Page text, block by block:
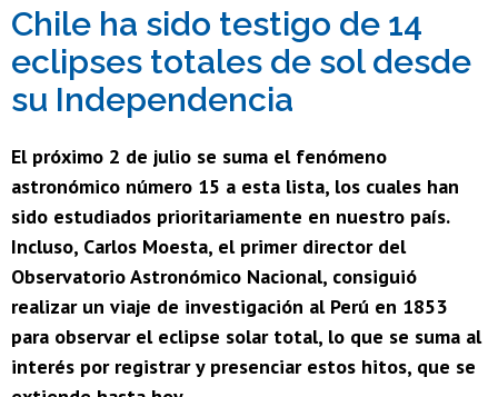
Funcionarias/os
Egresadas/os
Chile ha sido testigo de 14
eclipses totales de sol desde
su Independencia
El próximo 2 de julio se suma el fenómeno
astronómico número 15 a esta lista, los cuales han
sido estudiados prioritariamente en nuestro país.
Incluso, Carlos Moesta, el primer director del
Observatorio Astronómico Nacional, consiguió
realizar un viaje de investigación al Perú en 1853
para observar el eclipse solar total, lo que se suma al
interés por registrar y presenciar estos hitos, que se